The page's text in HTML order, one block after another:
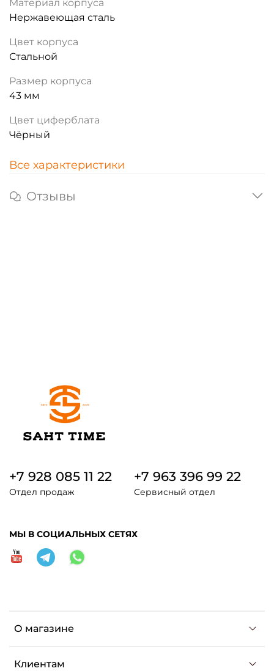
Материал корпуса
Нержавеющая сталь
Цвет корпуса
Стальной
Размер корпуса
43 мм
Цвет циферблата
Чёрный
Все характеристики
Отзывы
О магазине
Клиентам
+7 928 085 11 22
Отдел продаж
+7 963 396 99 22
Сервисный отдел
МЫ В СОЦИАЛЬНЫХ СЕТЯХ